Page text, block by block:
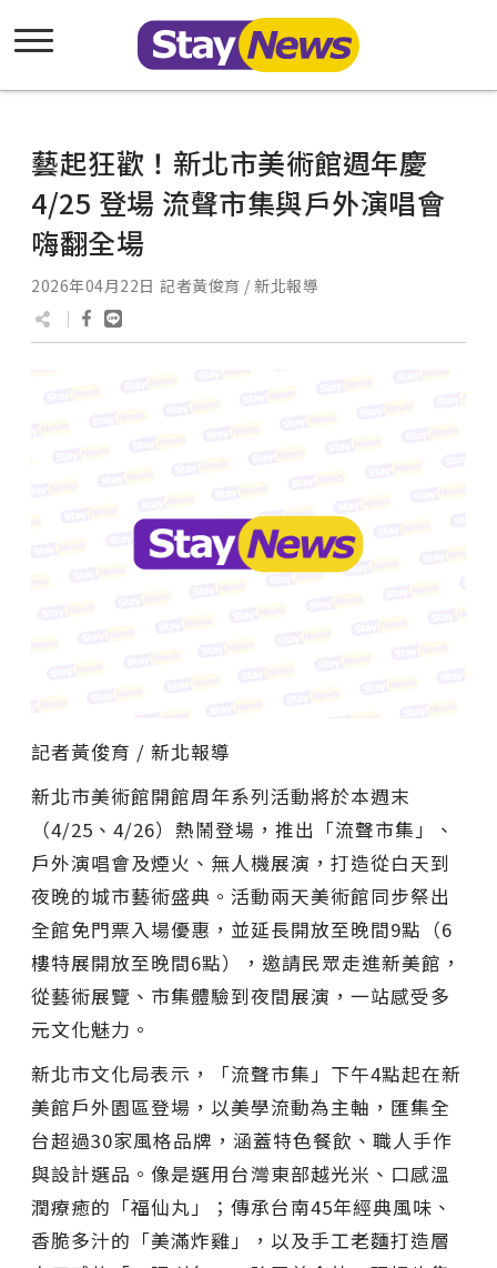
藝起狂歡！新北市美術館週年慶
4/25 登場 流聲市集與戶外演唱會
嗨翻全場
2026年04月22日 記者黃俊育 / 新北報導
記者黃俊育 / 新北報導
新北市美術館開館周年系列活動將於本週末
（4/25、4/26）熱鬧登場，推出「流聲市集」、
戶外演唱會及煙火、無人機展演，打造從白天到
夜晚的城市藝術盛典。活動兩天美術館同步祭出
全館免門票入場優惠，並延長開放至晚間9點（6
樓特展開放至晚間6點），邀請民眾走進新美館，
從藝術展覽、市集體驗到夜間展演，一站感受多
元文化魅力。
新北市文化局表示，「流聲市集」下午4點起在新
美館戶外園區登場，以美學流動為主軸，匯集全
台超過30家風格品牌，涵蓋特色餐飲、職人手作
與設計選品。像是選用台灣東部越光米、口感溫
潤療癒的「福仙丸」；傳承台南45年經典風味、
香脆多汁的「美滿炸雞」，以及手工老麵打造層